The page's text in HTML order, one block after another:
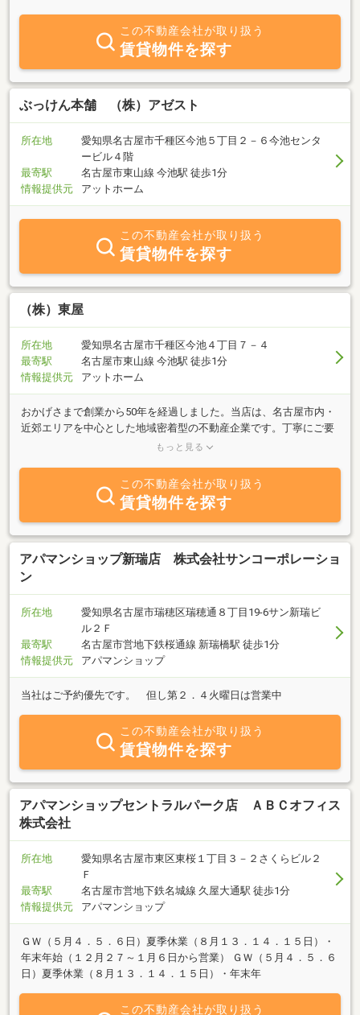
す。コロナで、通勤も便利で土地も広く価格も安い郊外のおうちも
人気が出てきました。名古屋市郊外の、比較的便利で住み心地も良
い土地や家も積極的にやっています。お庭のある暮らし、平屋、リ
ノベーションマンションなどちょっとこだわった物件を、１案件ご
とにコンセプトを作って物件をご紹介しています。【西尾張地方：
あま市、稲沢市、北名古屋市、一宮市、江南市、岩倉市、津島市、
い。
この不動産会社が取り扱う
賃貸物件を探す
ぶっけん本舗 （株）アゼスト
所在地
愛知県名古屋市千種区今池５丁目２－６今池センタ
ービル４階
最寄駅
名古屋市東山線 今池駅 徒歩1分
情報提供元
アットホーム
この不動産会社が取り扱う
賃貸物件を探す
（株）東屋
所在地
愛知県名古屋市千種区今池４丁目７－４
最寄駅
名古屋市東山線 今池駅 徒歩1分
情報提供元
アットホーム
おかげさまで創業から50年を経過しました。当店は、名古屋市内・
近郊エリアを中心とした地域密着型の不動産企業です。丁寧にご要
望に合う物件をお探しいたします。『賃貸』・『売買』・『管理』
い。もちろん今池駅すぐの店舗への直接のご来店もお待ちしており
ます。メールアドレス : azumaya-fudousan@festa.ocn.ne.jp
もっと見る
この不動産会社が取り扱う
賃貸物件を探す
アパマンショップ新瑞店 株式会社サンコーポレーショ
ン
所在地
愛知県名古屋市瑞穂区瑞穂通８丁目19-6サン新瑞ビ
ル２Ｆ
最寄駅
名古屋市営地下鉄桜通線 新瑞橋駅 徒歩1分
情報提供元
アパマンショップ
当社はご予約優先です。 但し第２．４火曜日は営業中
この不動産会社が取り扱う
賃貸物件を探す
アパマンショップセントラルパーク店 ＡＢＣオフィス
株式会社
所在地
愛知県名古屋市東区東桜１丁目３－２さくらビル２
Ｆ
最寄駅
名古屋市営地下鉄名城線 久屋大通駅 徒歩1分
情報提供元
アパマンショップ
ＧＷ（５月４．５．６日）夏季休業（８月１３．１４．１５日）・
年末年始（１２月２７～１月６日から営業） ＧＷ（５月４．５．６
日）夏季休業（８月１３．１４．１５日）・年末年
この不動産会社が取り扱う